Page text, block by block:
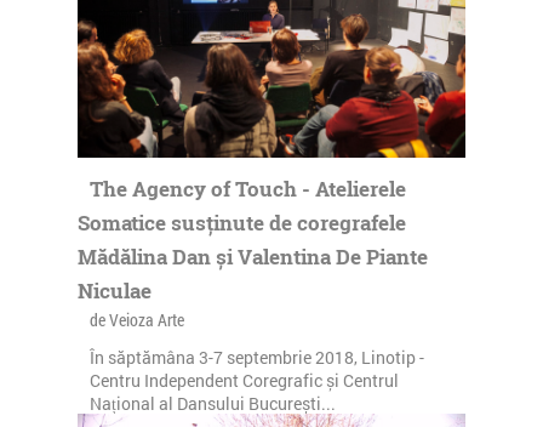
The Agency of Touch - Atelierele
Somatice susținute de coregrafele
Mădălina Dan și Valentina De Piante
Niculae
de Veioza Arte
În săptămâna 3-7 septembrie 2018, Linotip -
Centru Independent Coregrafic și Centrul
Național al Dansului București...